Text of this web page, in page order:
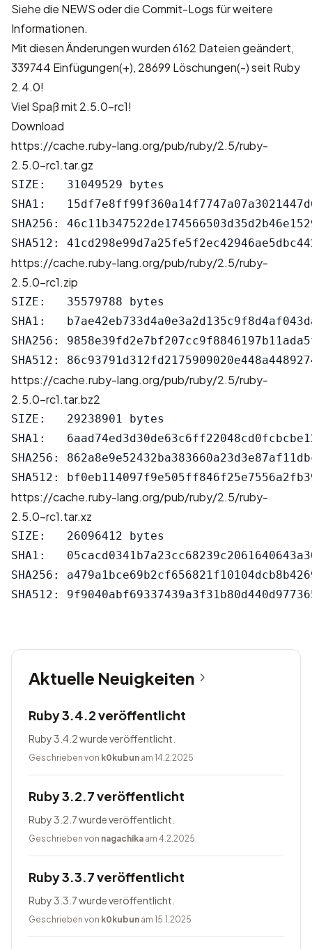
Siehe die NEWSoder die Commit-Logs für weitere
Informationen.
Mit diesen Änderungen wurden6162 Dateien geändert,
339744 Einfügungen(+), 28699 Löschungen(-)seit Ruby
2.4.0!
Viel Spaß mit 2.5.0-rc1!
Download
https://cache.ruby-lang.org/pub/ruby/2.5/ruby-
2.5.0-rc1.tar.gz
SIZE:   31049529 bytes
SHA1:
SHA256:
https://cache.ruby-lang.org/pub/ruby/2.5/ruby-
2.5.0-rc1.zip
SIZE:   35579788 bytes
SHA1:
SHA256:
https://cache.ruby-lang.org/pub/ruby/2.5/ruby-
2.5.0-rc1.tar.bz2
SIZE:   29238901 bytes
SHA1:
SHA256:
https://cache.ruby-lang.org/pub/ruby/2.5/ruby-
2.5.0-rc1.tar.xz
SIZE:   26096412 bytes
SHA1:
SHA256:
Aktuelle Neuigkeiten
Ruby 3.4.2 veröffentlicht
Ruby 3.4.2 wurde veröffentlicht.
Geschrieben von k0kubun am 14.2.2025
Ruby 3.2.7 veröffentlicht
Ruby 3.2.7 wurde veröffentlicht.
Geschrieben von nagachika am 4.2.2025
Ruby 3.3.7 veröffentlicht
Ruby 3.3.7 wurde veröffentlicht.
Geschrieben von k0kubun am 15.1.2025